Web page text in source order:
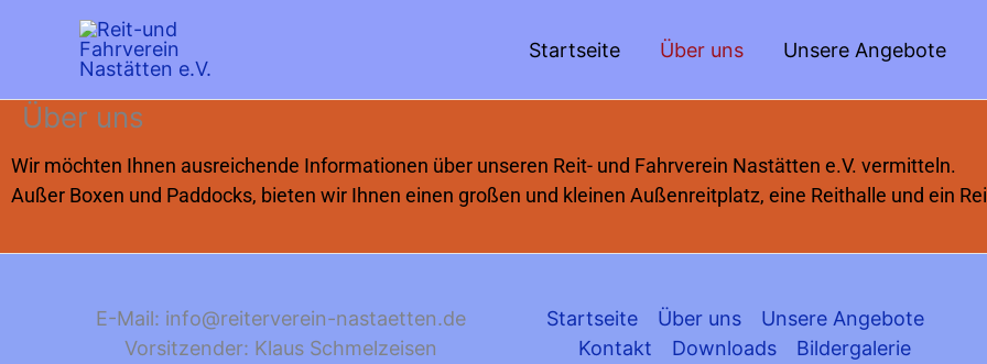
Startseite Über uns Unsere Angebote
Über uns
Wir möchten Ihnen ausreichende Informationen über unseren Reit- und Fahrverein Nastätten e.V. vermitteln.
Außer Boxen und Paddocks, bieten wir Ihnen einen großen und kleinen Außenreitplatz, eine Reithalle und ein
E-Mail: info@reiterverein-nastaetten.de
Vorsitzender: Klaus Schmelzeisen
Startseite Über uns
Unsere Angebote
Kontakt
Downloads Bildergalerie